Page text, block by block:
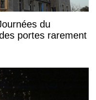
du
portes rarement